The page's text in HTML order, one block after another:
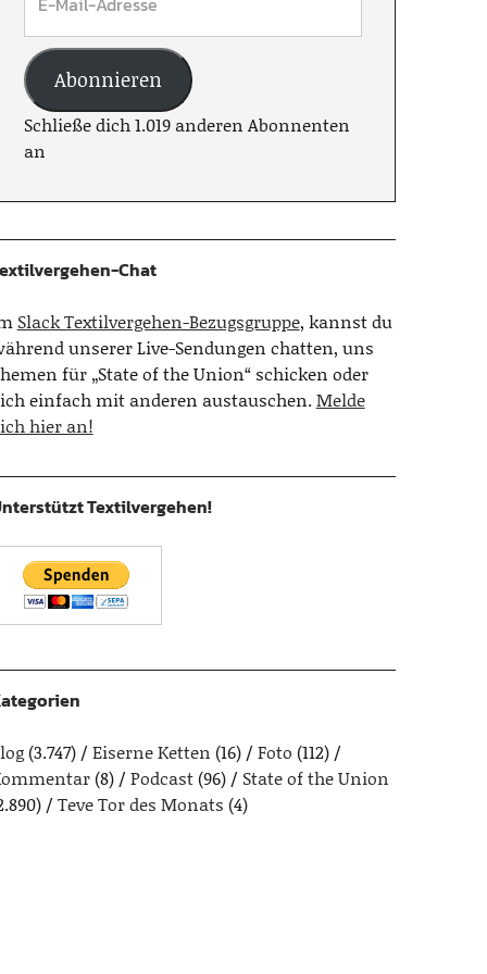
Abonnieren
Schließe dich 1.019 anderen Abonnenten
an
Chat
Slack Textilvergehen-Bezugsgruppe, kannst du
unserer Live-Sendungen chatten, uns
für „State of the Union“ schicken oder
einfach mit anderen austauschen.Melde
hier an!
Textilvergehen!
(3.747) Eiserne Ketten (16) Foto (112)
(8) Podcast(96)
State of the Union
Teve Tor des Monats (4)